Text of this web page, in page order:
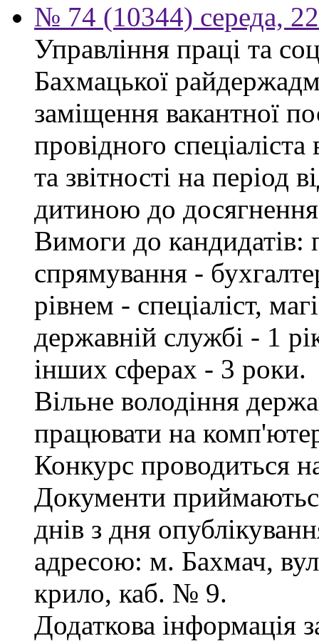
№ 74 (10344) середа,
Управління праці та
Бахмацької
заміщення вакантної
провідного спеціаліста
та звітності на період
дитиною до
Вимоги до кандидатів:
спрямування -
рівнем - спеціаліст,
державній службі - 1
інших сферах - 3 роки.
Вільне володіння
працювати на
Конкурс проводиться
Документи
днів з дня
адресою: м. Бахмач,
крило, каб. № 9.
Додаткова інформація